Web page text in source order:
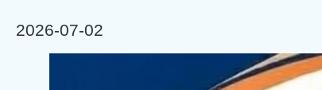
結
2026-07-02